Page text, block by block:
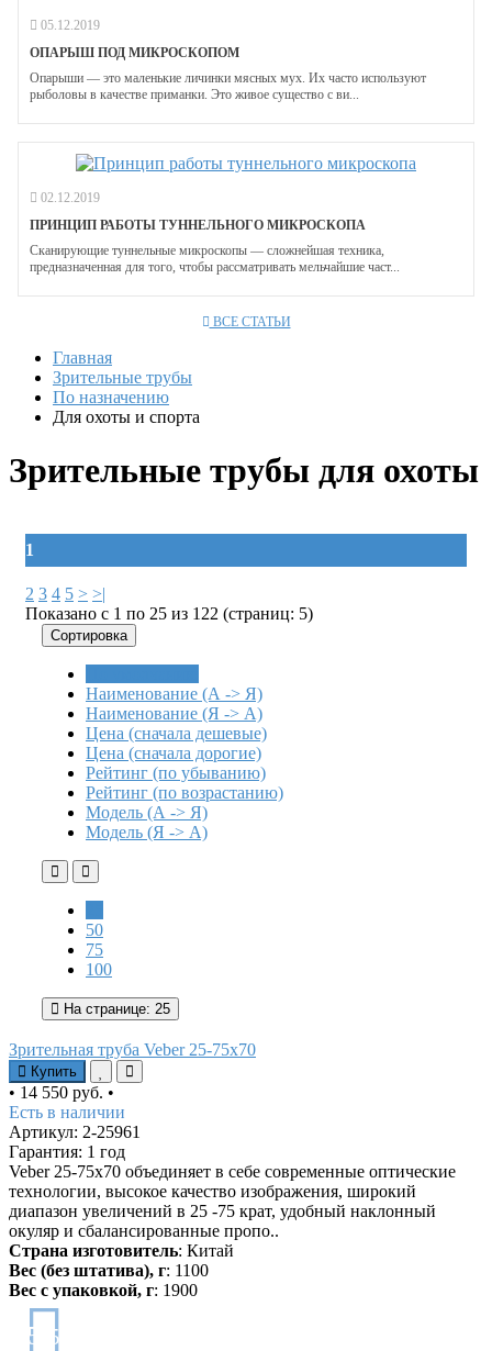
05.12.2019
ОПАРЫШ ПОД МИКРОСКОПОМ
Опарыши — это маленькие личинки мясных мух. Их часто используют
рыболовы в качестве приманки. Это живое существо с ви...
02.12.2019
ПРИНЦИП РАБОТЫ ТУННЕЛЬНОГО МИКРОСКОПА
Сканирующие туннельные микроскопы — сложнейшая техника,
предназначенная для того, чтобы рассматривать мельчайшие част...
ВСЕ СТАТЬИ
Главная
Зрительные трубы
По назначению
Для охоты и спорта
Зрительные трубы для охоты
1
2 3 4 5 > >|
Показано с 1 по 25 из 122 (страниц: 5)
Сортировка
Наименование (А -> Я)
Наименование (Я -> А)
Цена (сначала дешевые)
Цена (сначала дорогие)
Рейтинг (по убыванию)
Рейтинг (по возрастанию)
Модель (А -> Я)
Модель (Я -> А)
50
75
100
На странице: 25
Зрительная труба Veber 25-75x70
Купить
• 14 550 руб. •
Есть в наличии
Артикул: 2-25961
Гарантия: 1 год
Veber 25-75x70 объединяет в себе современные оптические
технологии, высокое качество изображения, широкий
диапазон увеличений в 25 -75 крат, удобный наклонный
окуляр и сбалансированные пропо..
Страна изготовитель: Китай
Вес (без штатива), г: 1100
Вес с упаковкой, г: 1900
5 /5